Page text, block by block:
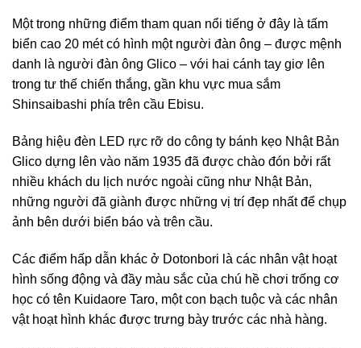
Một trong những điểm tham quan nổi tiếng ở đây là tấm
biển cao 20 mét có hình một người đàn ông – được mệnh
danh là người đàn ông Glico – với hai cánh tay giơ lên
trong tư thế chiến thắng, gần khu vực mua sắm
Shinsaibashi phía trên cầu Ebisu.
Bảng hiệu đèn LED rực rỡ do công ty bánh kẹo Nhật Bản
Glico dựng lên vào năm 1935 đã được chào đón bởi rất
nhiều khách du lịch nước ngoài cũng như Nhật Bản,
những người đã giành được những vị trí đẹp nhất để chụp
ảnh bên dưới biển báo và trên cầu.
Các điểm hấp dẫn khác ở Dotonbori là các nhân vật hoạt
hình sống động và đầy màu sắc của chú hề chơi trống cơ
học có tên Kuidaore Taro, một con bạch tuộc và các nhân
vật hoạt hình khác được trưng bày trước các nhà hàng.